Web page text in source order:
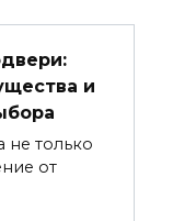
и
не только
от